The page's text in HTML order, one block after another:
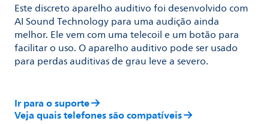
Este discreto aparelho auditivo foi desenvolvido com
AI Sound Technology para uma audição ainda
melhor. Ele vem com uma telecoil e um botão para
facilitar o uso. O aparelho auditivo pode ser usado
para perdas auditivas de grau leve a severo.
Ir para o suporte
Veja quais telefones são compatíveis